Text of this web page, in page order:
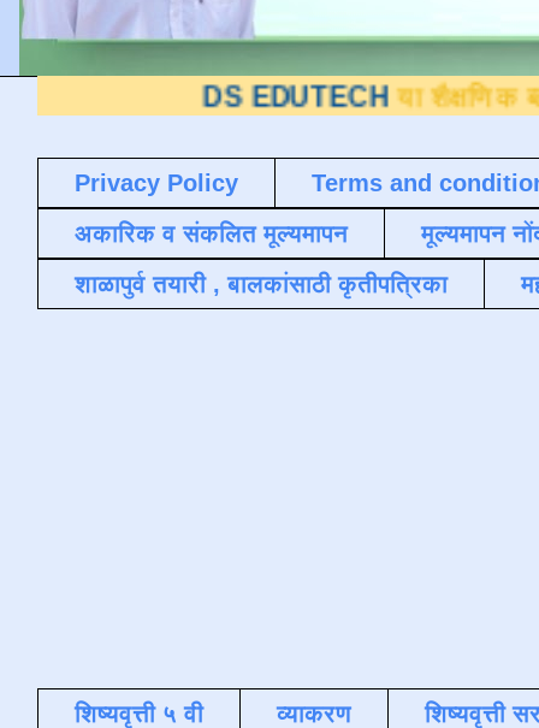
DS EDUTECH या शैक्षणिक ब्लॉगवर आपले
Privacy Policy
Terms and
अकारिक व संकलित मूल्यमापन
मूल्यमापन
शाळापुर्व तयारी , बालकांसाठी कृतीपत्रिका
शिष्यवृत्ती ५ वी व्याकरण
शिष्यवृत्ती